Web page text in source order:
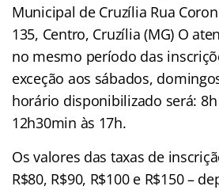
Municipal de Cruzília Rua
135, Centro, Cruzília (MG) O
no mesmo período das
exceção aos sábados,
horário disponibilizado será: 8h
12h30min às 17h.
Os valores das taxas de
R$80, R$90, R$100 e R$150 –